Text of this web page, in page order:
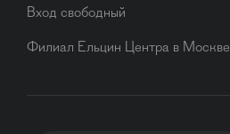
Вход свободный
Филиал Ельцин Центра в Москве